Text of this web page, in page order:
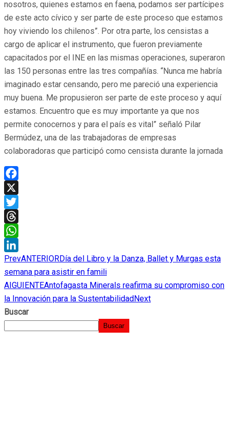
nosotros, quienes estamos en faena, podamos ser partícipes
de este acto cívico y ser parte de este proceso que estamos
hoy viviendo los chilenos”. Por otra parte, los censistas a
cargo de aplicar el instrumento, que fueron previamente
capacitados por el INE en las mismas operaciones, superaron
las 150 personas entre las tres compañías. “Nunca me habría
imaginado estar censando, pero me pareció una experiencia
muy buena. Me propusieron ser parte de este proceso y aquí
estamos. Encuentro que es muy importante ya que nos
permite conocernos y para el país es vital” señaló Pilar
Bermúdez, una de las trabajadoras de empresas
colaboradoras que participó como censista durante la jornada
Facebook
X
Twitter
Threads
WhatsApp
LinkedIn
PrevANTERIORDía del Libro y la Danza, Ballet y Murgas esta
semana para asistir en famili
AIGUIENTEAntofagasta Minerals reafirma su compromiso con
la Innovación para la Sustentabilidad Next
Buscar
Buscar